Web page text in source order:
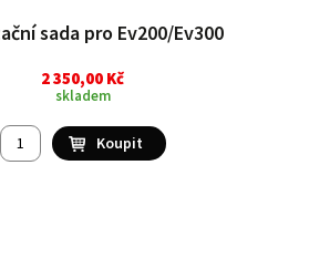
sada pro Ev200/Ev300
2 350,00 Kč
skladem